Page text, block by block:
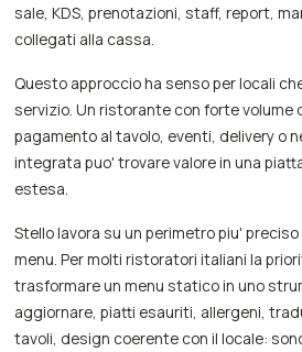
sale, KDS, prenotazioni, staff, report,
collegati alla cassa.
Questo approccio ha senso per locali
servizio. Un ristorante con forte volume
pagamento al tavolo, eventi, delivery o
integrata puo' trovare valore in una
estesa.
Stello lavora su un perimetro piu'
menu. Per molti ristoratori italiani la
trasformare un menu statico in uno
aggiornare, piatti esauriti, allergeni,
tavoli, design coerente con il locale: